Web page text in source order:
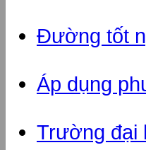
Đường tốt
Áp dụng
Trường đại